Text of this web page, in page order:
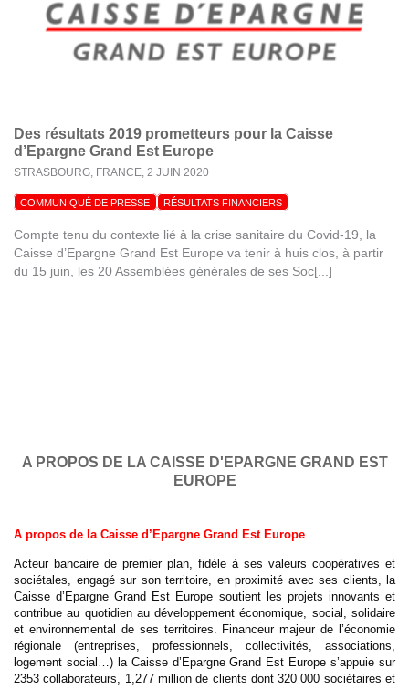
Des résultats 2019 prometteurs pour la Caisse
d’Epargne Grand Est Europe
STRASBOURG, FRANCE, 2 JUIN 2020
COMMUNIQUÉ DE PRESSE RÉSULTATS FINANCIERS
Compte tenu du contexte lié à la crise sanitaire du Covid-19, la
Caisse d’Epargne Grand Est Europe va tenir à huis clos, à partir
du 15 juin, les 20 Assemblées générales de ses Soc[...]
A PROPOS DE LA CAISSE D'EPARGNE GRAND EST
EUROPE
A propos de la Caisse d’Epargne Grand Est Europe
Acteur bancaire de premier plan, fidèle à ses valeurs coopératives et
sociétales, engagé sur son territoire, en proximité avec ses clients, la
Caisse d’Epargne Grand Est Europe soutient les projets innovants et
contribue au quotidien au développement économique, social, solidaire
et environnemental de ses territoires. Financeur majeur de l’économie
régionale (entreprises, professionnels, collectivités, associations,
logement social…) la Caisse d’Epargne Grand Est Europe s’appuie sur
2353 collaborateurs, 1,277 million de clients dont 320 000 sociétaires et